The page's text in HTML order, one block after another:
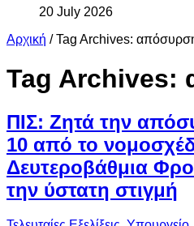
20 July 2026
Αρχική / Tag Archives:
Tag Archives:
ΠΙΣ: Ζητά την
10 από το
Δευτεροβάθμια
την ύστατη στιγμή